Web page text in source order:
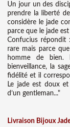
Un jour un des
prendre la liberté
considère le jade
parce que le jade est
Confucius répondit
rare mais parce
homme de bien.
bienveillance, la
fidélité et il
Le jade est doux et
d’un gentleman..."
Livraison Bijoux